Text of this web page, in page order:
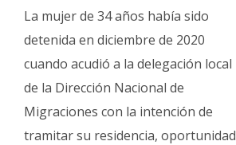
La mujer de 34 años había sido
detenida en diciembre de 2020
cuando acudió a la delegación local
de la Dirección Nacional de
Migraciones con la intención de
tramitar su residencia, oportunidad